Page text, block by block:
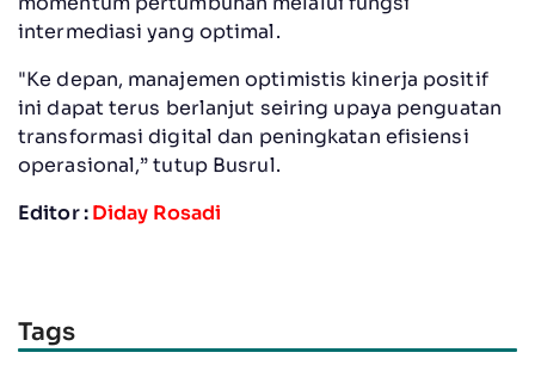
intermediasi yang optimal.
"Ke depan, manajemen optimistis kinerja positif
ini dapat terus berlanjut seiring upaya penguatan
transformasi digital dan peningkatan efisiensi
operasional,” tutup Busrul.
Editor :Diday Rosadi
Tags